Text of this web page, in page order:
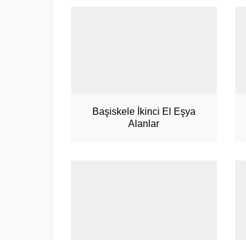
Başiskele İkinci El Eşya
Alanlar